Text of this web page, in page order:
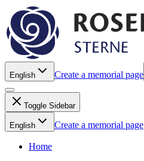
English Create a memorial page
Toggle Sidebar
English Create a memorial page
Home